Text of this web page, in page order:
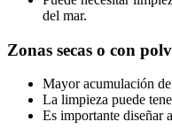
del mar.
Zonas secas o con
Mayor acumulación
La limpieza puede
Es importante diseñar